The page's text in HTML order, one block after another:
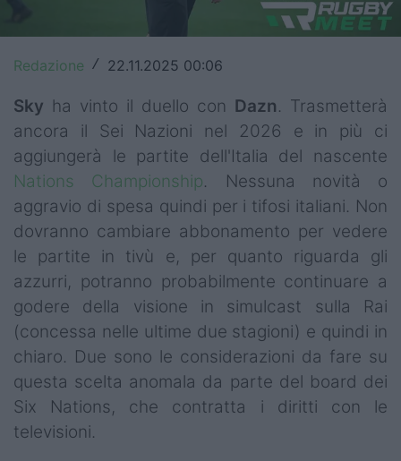
World Rugby
Rugby World Cup
Super Rugby
Rugby in TV
Mercato
Serie A Elite
Campionati
Serie A
Serie B
Serie C
Redazione / 22.11.2025 00:06
Sky ha vinto il duello con Dazn. Trasmetterà
ancora il Sei Nazioni nel 2026 e in più ci
aggiungerà le partite dell'Italia del nascente
Nations Championship. Nessuna novità o
aggravio di spesa quindi per i tifosi italiani. Non
dovranno cambiare abbonamento per vedere
le partite in tivù e, per quanto riguarda gli
azzurri, potranno probabilmente continuare a
godere della visione in simulcast sulla Rai
(concessa nelle ultime due stagioni) e quindi in
chiaro. Due sono le considerazioni da fare su
questa scelta anomala da parte del board dei
Six Nations, che contratta i diritti con le
televisioni.